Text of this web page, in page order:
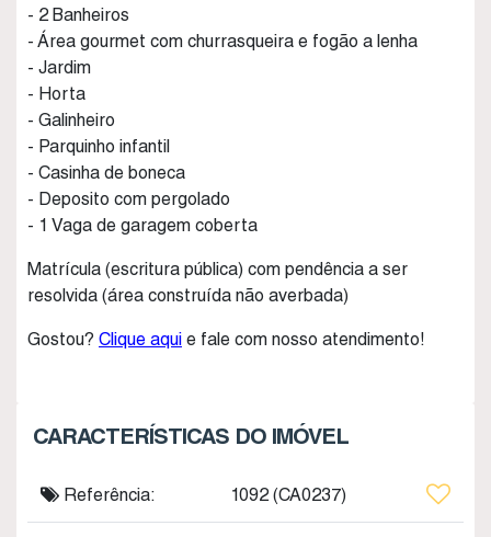
- 2 Banheiros
- Área gourmet com churrasqueira e fogão a lenha
- Jardim
- Horta
- Galinheiro
- Parquinho infantil
- Casinha de boneca
- Deposito com pergolado
- 1 Vaga de garagem coberta
Matrícula (escritura pública) com pendência a ser
resolvida (área construída não averbada)
Gostou? Clique aqui e fale com nosso atendimento!
CARACTERÍSTICAS DO IMÓVEL
Referência: 1092(CA0237)